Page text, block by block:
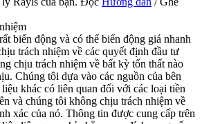
biến động và có thể biến động giá nhanh
trách nhiệm về các quyết định đầu tư
chịu trách nhiệm về bất kỳ tổn thất nào
Chúng tôi dựa vào các nguồn của bên
khác có liên quan đối với các loại tiền
và chúng tôi không chịu trách nhiệm về
xác của nó. Thông tin được cung cấp trên